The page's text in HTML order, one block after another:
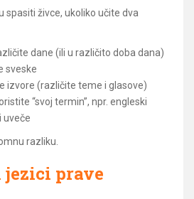
spasiti živce, ukoliko učite dva
dane (ili u različito doba dana)
sveske
izvore (različite teme i glasove)
“svoj termin”, npr. engleski
uveče
razliku.
prave